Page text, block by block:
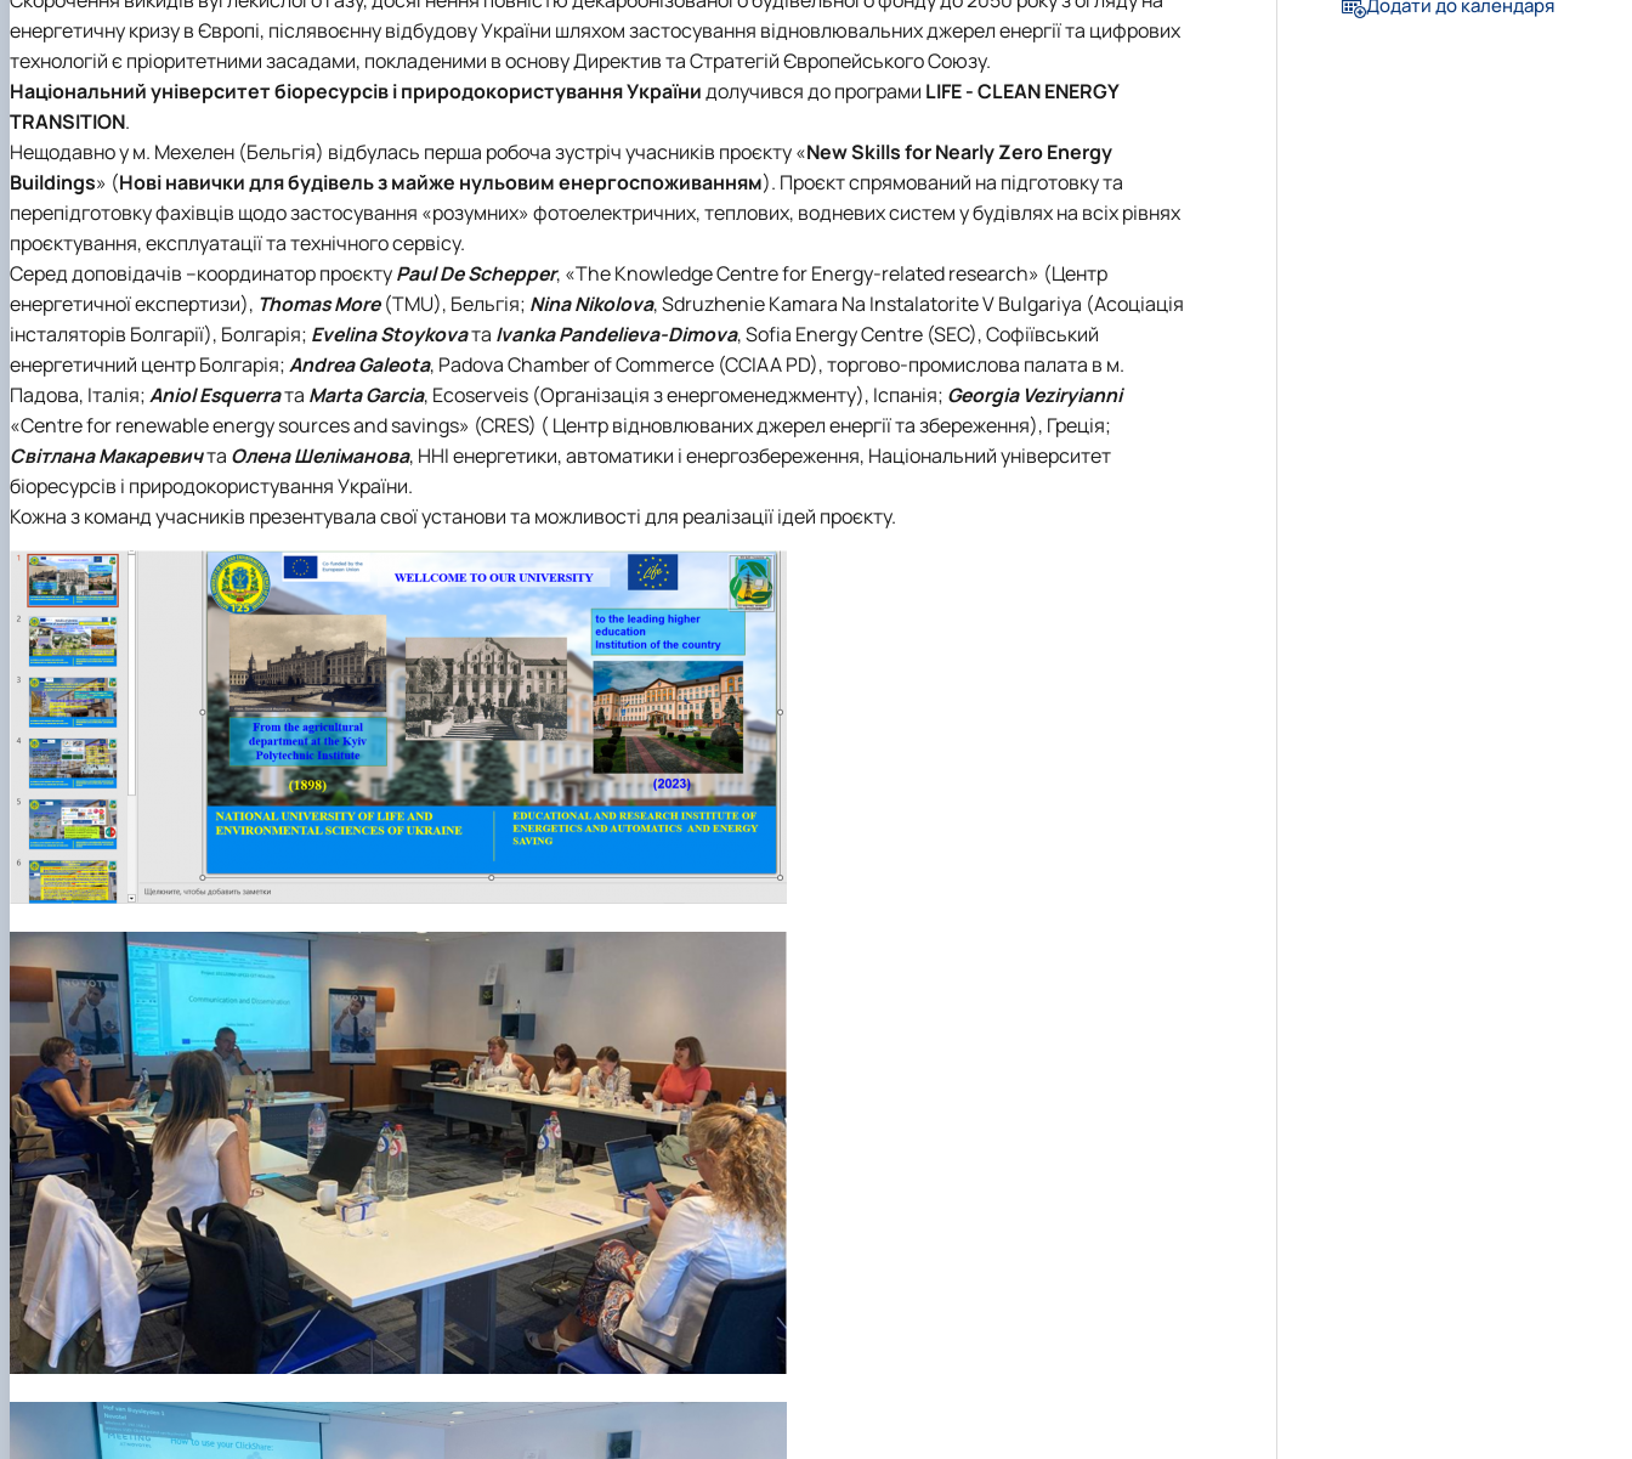
Практичне навчання
Дуальна форма навчання
Студентський сенат
Наукові гуртки
Анкетування
Скринька довіри
Наука та інновації – бізнесу
Популяризація природничих наук
Контакти
енергетичну кризу в Європі, післявоєнну відбудову України шляхом застосування відновлювальних джерел енергії та цифрових
технологій є пріоритетними засадами, покладеними в основу Директив та Стратегій Європейського Союзу.
Національний університет біоресурсів і природокористування Українидолучився до програми LIFE - CLEAN ENERGY
TRANSITION.
Нещодавно у м. Мехелен (Бельгія) відбулась перша робоча зустріч учасників проєкту «New Skills for Nearly Zero Energy
Buildings» (Нові навички для будівель з майже нульовим енергоспоживанням). Проєкт спрямований на підготовку та
перепідготовку фахівців щодо застосування «розумних» фотоелектричних, теплових, водневих систем у будівлях на всіх рівнях
проєктування, експлуатації та технічного сервісу.
Серед доповідачів –координатор проєктуPaul De Schepper, «The Knowledge Centre for Energy-related research» (Центр
енергетичної експертизи), Thomas More(TMU), Бельгія; Nina Nikolova, Sdruzhenie Kamara Na Instalatorite V Bulgariya (Асоціація
інсталяторів Болгарії), Болгарія; Evelina Stoykovaта Ivanka Pandelieva-Dimova, Sofia Energy Centre (SEC), Софіївський
енергетичний центр Болгарія;Andrea Galeota, Padova Chamber of Commerce (CCIAA PD), торгово-промислова палата в м.
Падова, Італія;Aniol Esquerraта Marta Garcia, Ecoserveis (Організація з енергоменеджменту), Іспанія; Georgia Veziryianni
«Centre for renewable energy sources and savings» (CRES) ( Центр відновлюваних джерел енергії та збереження), Греція;
Світлана Макаревичта Олена Шеліманова, ННІ енергетики, автоматики і енергозбереження, Національний університет
біоресурсів і природокористування України.
Кожна з команд учасників презентувала свої установи та можливості для реалізації ідей проєкту.
Додати до календаря